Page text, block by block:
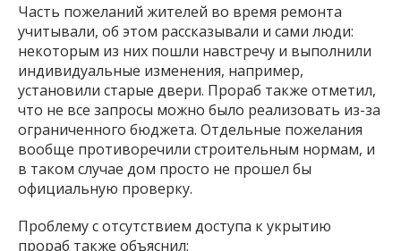
Часть пожеланий жителей во время ремонта
учитывали, об этом рассказывали и сами люди:
некоторым из них пошли навстречу и выполнили
индивидуальные изменения, например,
установили старые двери. Прораб также отметил,
что не все запросы можно было реализовать из-за
ограниченного бюджета. Отдельные пожелания
вообще противоречили строительным нормам, и
в таком случае дом просто не прошел бы
официальную проверку.
Проблему с отсутствием доступа к укрытию
прораб также объяснил: